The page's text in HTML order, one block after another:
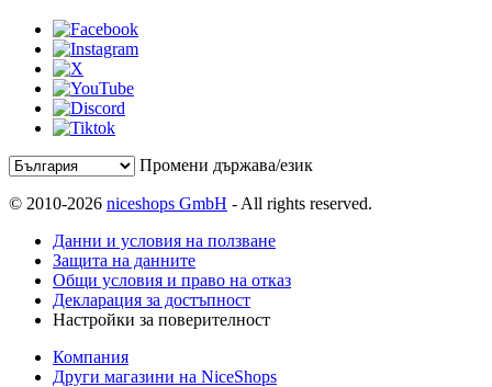
Промени държава/език
© 2010-2026 niceshops GmbH - All rights reserved.
Данни и условия на ползване
Защита на данните
Общи условия и право на отказ
Декларация за достъпност
Настройки за поверителност
Компания
Други магазини на NiceShops